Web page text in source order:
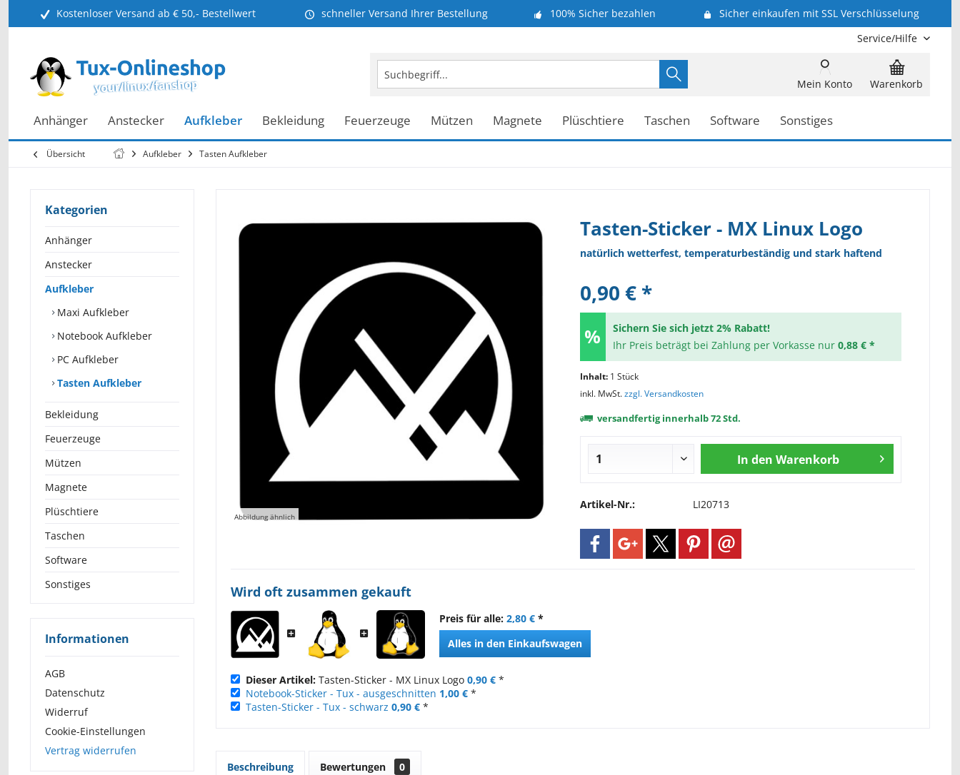
Kostenloser Versand ab € 50,- Bestellwert schneller Versand Ihrer Bestellung 100% Sicher bezahlen
Sicher einkaufen mit SSL Verschlüsselung
Service/Hilfe
Warenkorb
Mein Konto
Anhänger Anstecker Aufkleber Bekleidung Feuerzeuge Mützen Magnete Plüschtiere Taschen Software Sonstiges
Übersicht Aufkleber Tasten Aufkleber
Kategorien
Anhänger
Anstecker
Aufkleber
Maxi Aufkleber
Notebook Aufkleber
PC Aufkleber
Tasten Aufkleber
Bekleidung
Feuerzeuge
Mützen
Magnete
Plüschtiere
Taschen
Software
Sonstiges
Informationen
AGB
Datenschutz
Widerruf
Cookie-Einstellungen
Vertrag widerrufen
Abbildung ähnlich
Tasten-Sticker - MX Linux Logo
natürlich wetterfest, temperaturbeständig und stark haftend
0,90 € *
Sichern Sie sich jetzt 2% Rabatt!
Ihr Preis beträgt bei Zahlung per Vorkasse nur 0,88 € *
Inhalt: 1 Stück
inkl. MwSt.zzgl. Versandkosten
versandfertig innerhalb 72 Std.
In den Warenkorb
Artikel-Nr.: LI20713
Wird oft zusammen gekauft
Preis für alle: 2,80 € *
Alles in den Einkaufswagen
Dieser Artikel: Tasten-Sticker - MX Linux Logo 0,90 € *
Notebook-Sticker - Tux - ausgeschnitten 1,00 € *
Tasten-Sticker - Tux - schwarz 0,90 € *
Beschreibung Bewertungen 0